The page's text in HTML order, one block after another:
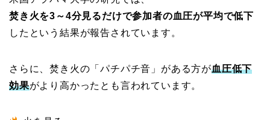
焚き火を3～4分見るだけで参加者の血圧が平均で低下
したという結果が報告されています。
さらに、焚き火の「パチパチ音」がある方が血圧低下
効果がより高かったとも言われています。